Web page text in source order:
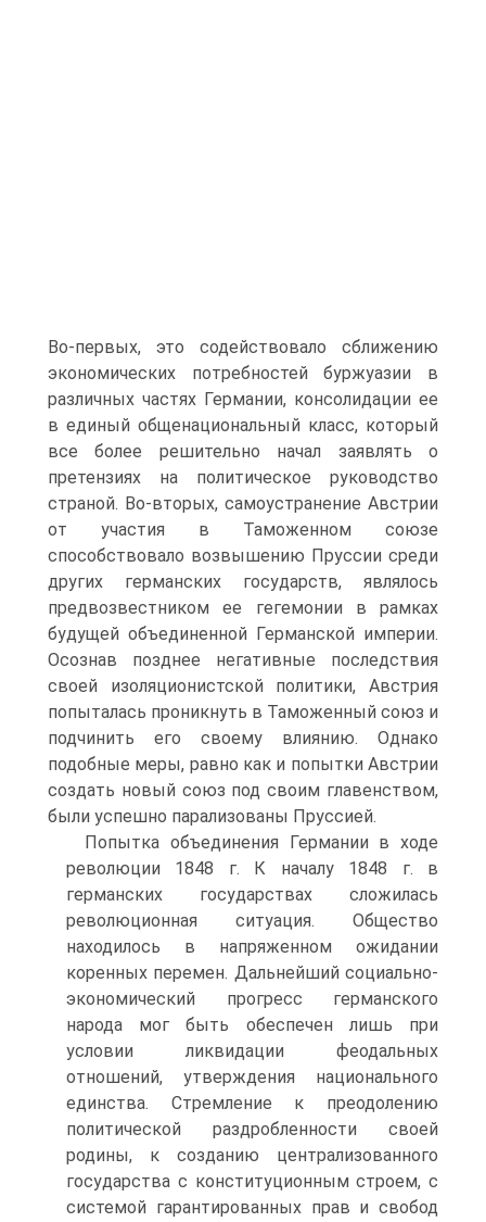
Во-первых, это содействовало сближению
экономических потребностей буржуазии в
различных частях Германии, консолидации ее
в единый общенациональный класс, который
все более решительно начал заявлять о
претензиях на политическое руководство
страной. Во-вторых, самоустранение Австрии
от участия в Таможенном союзе
способствовало возвышению Пруссии среди
других германских государств, являлось
предвозвестником ее гегемонии в рамках
будущей объединенной Германской империи.
Осознав позднее негативные последствия
своей изоляционистской политики, Австрия
попыталась проникнуть в Таможенный союз и
подчинить его своему влиянию. Однако
подобные меры, равно как и попытки Австрии
создать новый союз под своим главенством,
были успешно парализованы Пруссией.
Попытка объединения Германии в ходе
революции 1848 г. К началу 1848 г. в
германских государствах сложилась
революционная ситуация. Общество
находилось в напряженном ожидании
коренных перемен. Дальнейший социально-
экономический прогресс германского
народа мог быть обеспечен лишь при
условии ликвидации феодальных
отношений, утверждения национального
единства. Стремление к преодолению
политической раздробленности своей
родины, к созданию централизованного
государства с конституционным строем, с
системой гарантированных прав и свобод